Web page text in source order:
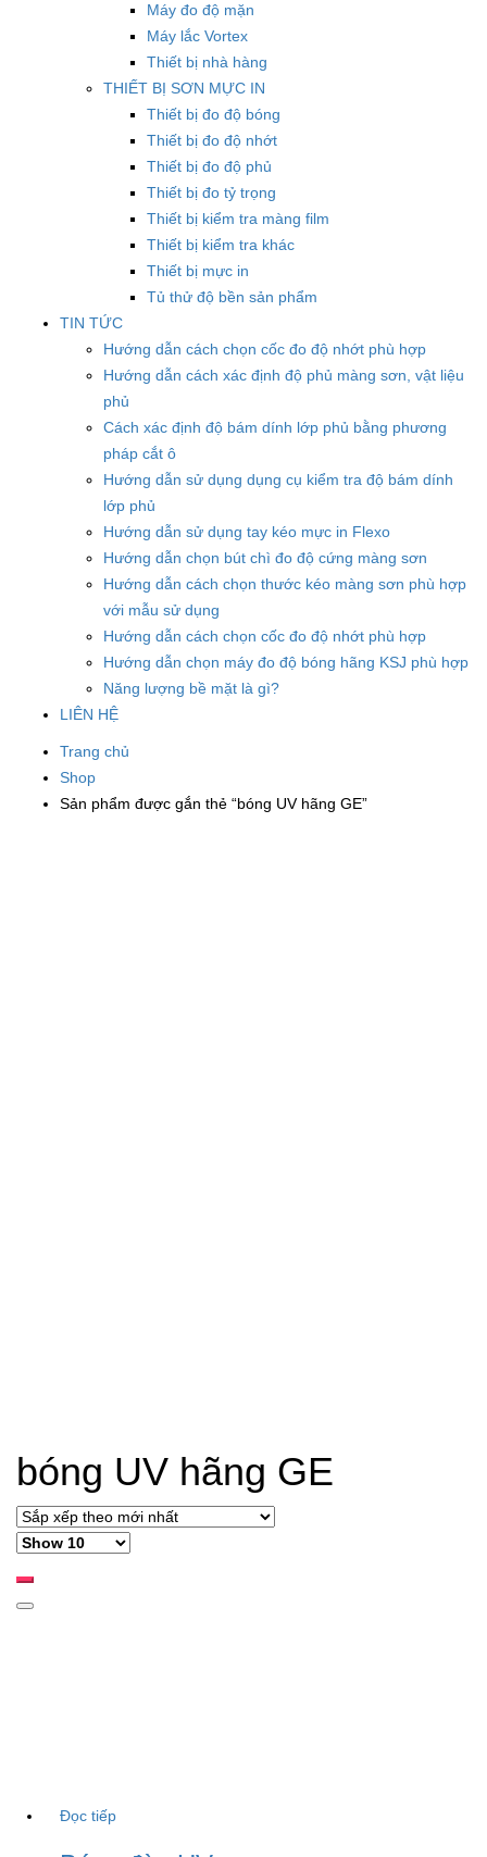
Máy đo độ mặn
Máy lắc Vortex
Thiết bị nhà hàng
THIẾT BỊ SƠN MỰC IN
Thiết bị đo độ bóng
Thiết bị đo độ nhớt
Thiết bị đo độ phủ
Thiết bị đo tỷ trọng
Thiết bị kiểm tra màng film
Thiết bị kiểm tra khác
Thiết bị mực in
Tủ thử độ bền sản phẩm
TIN TỨC
Hướng dẫn cách chọn cốc đo độ nhớt phù hợp
Hướng dẫn cách xác định độ phủ màng sơn, vật liệu
phủ
Cách xác định độ bám dính lớp phủ bằng phương
pháp cắt ô
Hướng dẫn sử dụng dụng cụ kiểm tra độ bám dính
lớp phủ
Hướng dẫn sử dụng tay kéo mực in Flexo
Hướng dẫn chọn bút chì đo độ cứng màng sơn
Hướng dẫn cách chọn thước kéo màng sơn phù hợp
với mẫu sử dụng
Hướng dẫn cách chọn cốc đo độ nhớt phù hợp
Hướng dẫn chọn máy đo độ bóng hãng KSJ phù hợp
Năng lượng bề mặt là gì?
LIÊN HỆ
Trang chủ
Shop
Sản phẩm được gắn thẻ “bóng UV hãng GE”
bóng UV hãng GE
Đọc tiếp